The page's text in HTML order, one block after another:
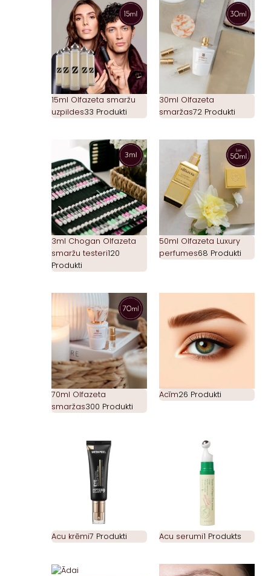
15ml Olfazeta smaržu
uzpildes33 Produkti
30ml Olfazeta
smaržas72 Produkti
3ml Chogan Olfazeta
smaržu testeri120
Produkti
50ml Olfazeta Luxury
perfumes68 Produkti
70ml Olfazeta
smaržas300 Produkti
Acīm26 Produkti
Acu krēmi7 Produkti Acu serumi1 Produkts